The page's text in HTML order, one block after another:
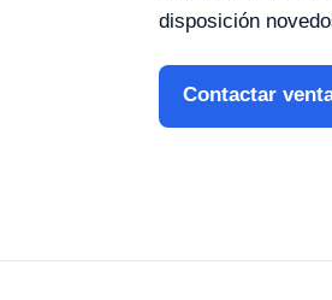
disposición
Contactar